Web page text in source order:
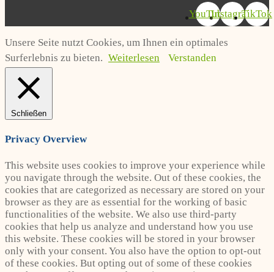
YouTubeInstagramTikTok
Unsere Seite nutzt Cookies, um Ihnen ein optimales
Surferlebnis zu bieten. Weiterlesen Verstanden
Schließen
Privacy Overview
This website uses cookies to improve your experience while
you navigate through the website. Out of these cookies, the
cookies that are categorized as necessary are stored on your
browser as they are as essential for the working of basic
functionalities of the website. We also use third-party
cookies that help us analyze and understand how you use
this website. These cookies will be stored in your browser
only with your consent. You also have the option to opt-out
of these cookies. But opting out of some of these cookies